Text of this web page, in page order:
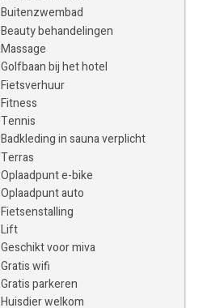
Buitenzwembad
Beauty behandelingen
Massage
Golfbaan bij het hotel
Fietsverhuur
Fitness
Tennis
Badkleding in sauna verplicht
Terras
Oplaadpunt e-bike
Oplaadpunt auto
Fietsenstalling
Lift
Geschikt voor miva
Gratis wifi
Gratis parkeren
Huisdier welkom